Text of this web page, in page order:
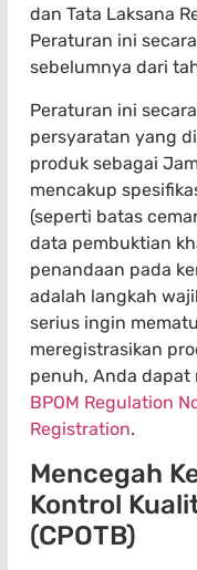
dan Tata Laksana
Peraturan ini
sebelumnya dari
Peraturan ini
persyaratan yang
produk sebagai
mencakup
(seperti batas
data pembuktian
penandaan pada
adalah langkah
serius ingin
meregistrasikan
penuh, Anda dapat
BPOM Regulation
Registration.
Mencegah
Kontrol
(CPOTB)